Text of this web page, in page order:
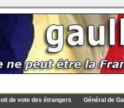
de vote des étrangers Général de